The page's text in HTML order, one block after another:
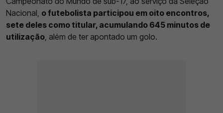
Nacional, o futebolista participou em oito encontros,
sete deles como titular, acumulando 645 minutos de
utilização , além de ter apontado um golo.